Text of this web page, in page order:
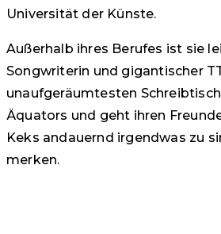
Universität der Künste.
Außerhalb ihres Berufes ist sie
Songwriterin und gigantischer
unaufgeräumtesten
Äquators und geht ihren
Keks andauernd irgendwas zu
merken.